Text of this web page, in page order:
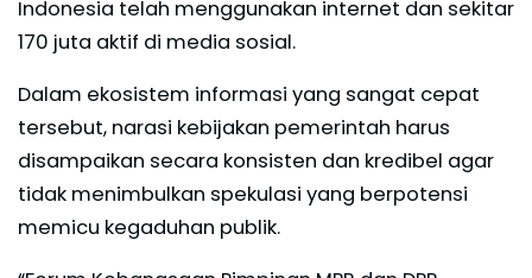
Indonesia telah menggunakan internet dan sekitar
170 juta aktif di media sosial.
Dalam ekosistem informasi yang sangat cepat
tersebut, narasi kebijakan pemerintah harus
disampaikan secara konsisten dan kredibel agar
tidak menimbulkan spekulasi yang berpotensi
memicu kegaduhan publik.